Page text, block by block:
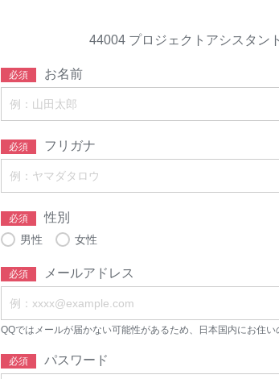
44004 プロジェクトアシスタン
必須 お名前
必須 フリガナ
必須 性別
男性 女性
必須 メールアドレス
QQではメールが届かない可能性があるため、日本国内にお住
必須 パスワード